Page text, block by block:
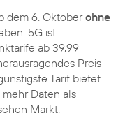
dem 6. Oktoberohne
5G ist
ab 39,99
Preis-
Tarif bietet
Daten als
Markt.